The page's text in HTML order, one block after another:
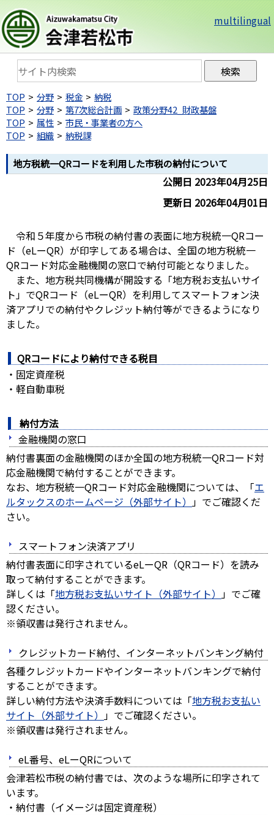
multilingual
TOP 分野 税金
納税
TOP
分野 第7次総合計画
政策分野42_財政基盤
TOP
属性
市民・事業者の方へ
TOP
組織 納税課
地方税統一QRコードを利用した市税の納付について
公開日 2023年04月25日
更新日 2026年04月01日
令和５年度から市税の納付書の表面に地方税統一QRコー
ド（eLーQR）が印字してある場合は、全国の地方税統一
QRコード対応金融機関の窓口で納付可能となりました。
また、地方税共同機構が開設する「地方税お支払いサイ
ト」でQRコード（eLーQR）を利用してスマートフォン決
済アプリでの納付やクレジット納付等ができるようになり
ました。
QRコードにより納付できる税目
・固定資産税
・軽自動車税
納付方法
金融機関の窓口
納付書裏面の金融機関のほか全国の地方税統一QRコード対
応金融機関で納付することができます。
なお、地方税統一QRコード対応金融機関については、「エ
ルタックスのホームページ（外部サイト） 」でご確認くだ
さい。
スマートフォン決済アプリ
納付書表面に印字されているeLーQR（QRコード）を読み
取って納付することができます。
詳しくは「地方税お支払いサイト（外部サイト） 」でご確
認ください。
※領収書は発行されません。
クレジットカード納付、インターネットバンキング納付
各種クレジットカードやインターネットバンキングで納付
することができます。
詳しい納付方法や決済手数料については「地方税お支払い
サイト（外部サイト） 」でご確認ください。
※領収書は発行されません。
eL番号、eLーQRについて
会津若松市税の納付書では、次のような場所に印字されて
います。
・納付書（イメージは固定資産税）